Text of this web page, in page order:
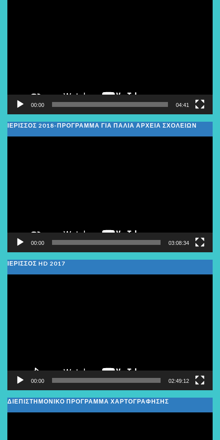
00:00 04:41
ΙΕΡΙΣΣΟΣ 2018-ΠΡΟΓΡΑΜΜΑ ΓΙΑ ΠΑΛΙΑ ΑΡΧΕΙΑ ΣΧΟΛΕΙΩΝ
00:00 03:08:34
ΙΕΡΙΣΣΟΣ HD 2017
00:00 02:49:12
ΔΙΕΠΙΣΤΗΜΟΝΙΚΟ ΠΡΟΓΡΑΜΜΑ ΧΑΡΤΟΓΡΑΦΗΣΗΣ